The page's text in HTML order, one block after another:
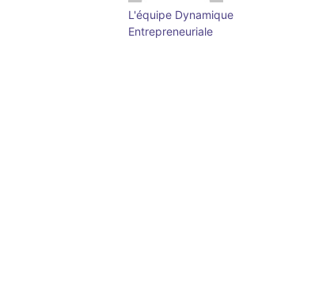
L'équipe Dynamique
Entrepreneuriale